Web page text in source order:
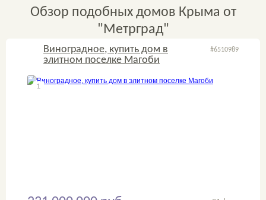
Обзор подобных домов Крыма от
"Метрград"
#6510989
Виноградное, купить дом в
элитном поселке Магоби
1